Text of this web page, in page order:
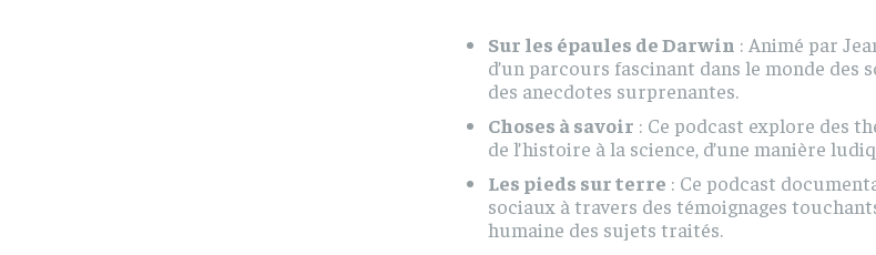
Sur les épaules de Darwin : Animé par
d’un parcours fascinant dans le monde des
des anecdotes surprenantes.
Choses à savoir : Ce podcast explore des
de l’histoire à la science, d’une manière
Les pieds sur terre : Ce podcast
sociaux à travers des témoignages
humaine des sujets traités.